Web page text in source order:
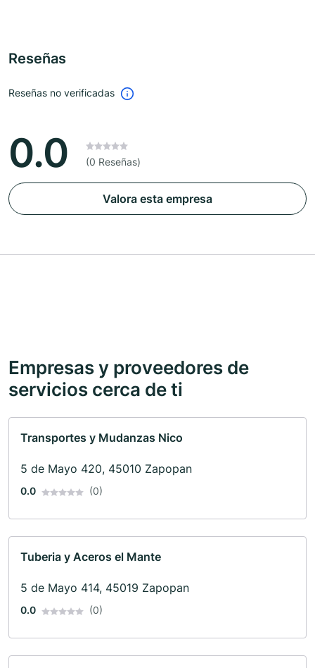
Reseñas
Reseñas no verificadas
0.0 (0 Reseñas)
Valora esta empresa
Empresas y proveedores de
servicios cerca de ti
Transportes y Mudanzas Nico
5 de Mayo 420, 45010 Zapopan
0.0 (0)
Tuberia y Aceros el Mante
5 de Mayo 414, 45019 Zapopan
0.0 (0)